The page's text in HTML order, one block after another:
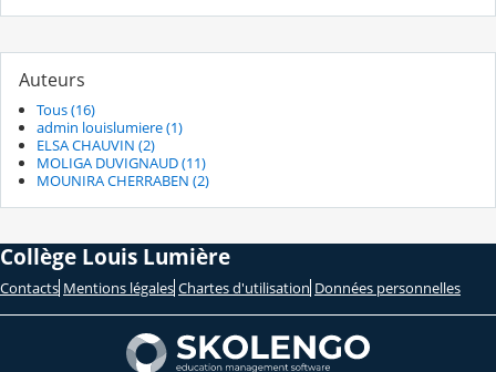
Auteurs
Tous (16)
admin louislumiere (1)
ELSA CHAUVIN (2)
MOLIGA DUVIGNAUD (11)
MOUNIRA CHERRABEN (2)
Collège Louis Lumière
Contacts Mentions légales Chartes d'utilisation Données personnelles